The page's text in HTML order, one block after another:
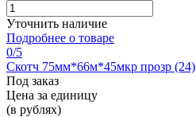
Уточнить наличие
Подробнее о товаре
0/5
Скотч 75мм*66м*45мкр прозр (24)
Под заказ
Цена за единицу
(в рублях)